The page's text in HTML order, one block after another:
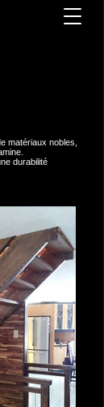
matériaux nobles,
durabilité